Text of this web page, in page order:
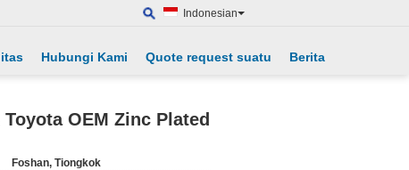
Indonesian
Hubungi Kami Quote request suatu Berita
OEM Zinc Plated
Foshan, Tiongkok